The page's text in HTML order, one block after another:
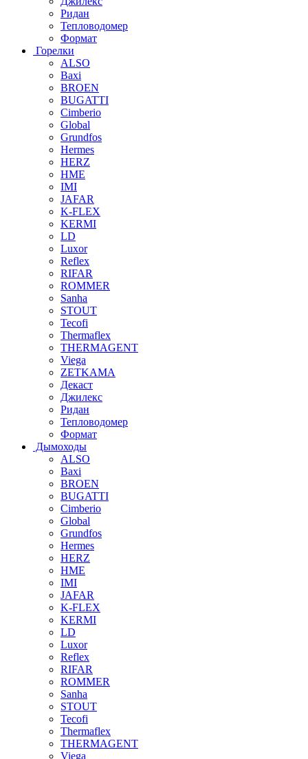
Ридан
Тепловодомер
Формат
Горелки
ALSO
Baxi
BROEN
BUGATTI
Cimberio
Global
Grundfos
Hermes
HERZ
HME
IMI
JAFAR
K-FLEX
KERMI
LD
Luxor
Reflex
RIFAR
ROMMER
Sanha
STOUT
Tecofi
Thermaflex
THERMAGENT
Viega
ZETKAMA
Декаст
Джилекс
Ридан
Тепловодомер
Формат
Дымоходы
ALSO
Baxi
BROEN
BUGATTI
Cimberio
Global
Grundfos
Hermes
HERZ
HME
IMI
JAFAR
K-FLEX
KERMI
LD
Luxor
Reflex
RIFAR
ROMMER
Sanha
STOUT
Tecofi
Thermaflex
THERMAGENT
Viega